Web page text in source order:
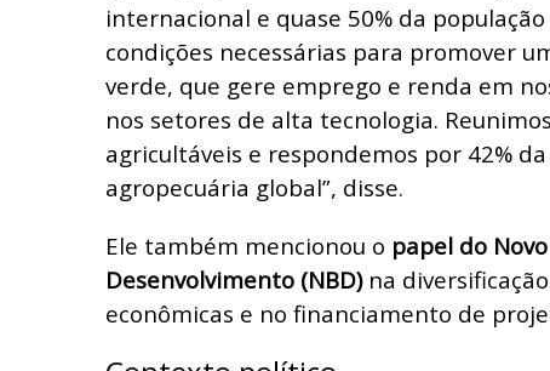
internacional e quase 50% da
condições necessárias para promover
verde, que gere emprego e renda em
nos setores de alta tecnologia.
agricultáveis e respondemos por 42%
agropecuária global”, disse.
Ele também mencionou o papel do
Desenvolvimento (NBD)na
econômicas e no financiamento de